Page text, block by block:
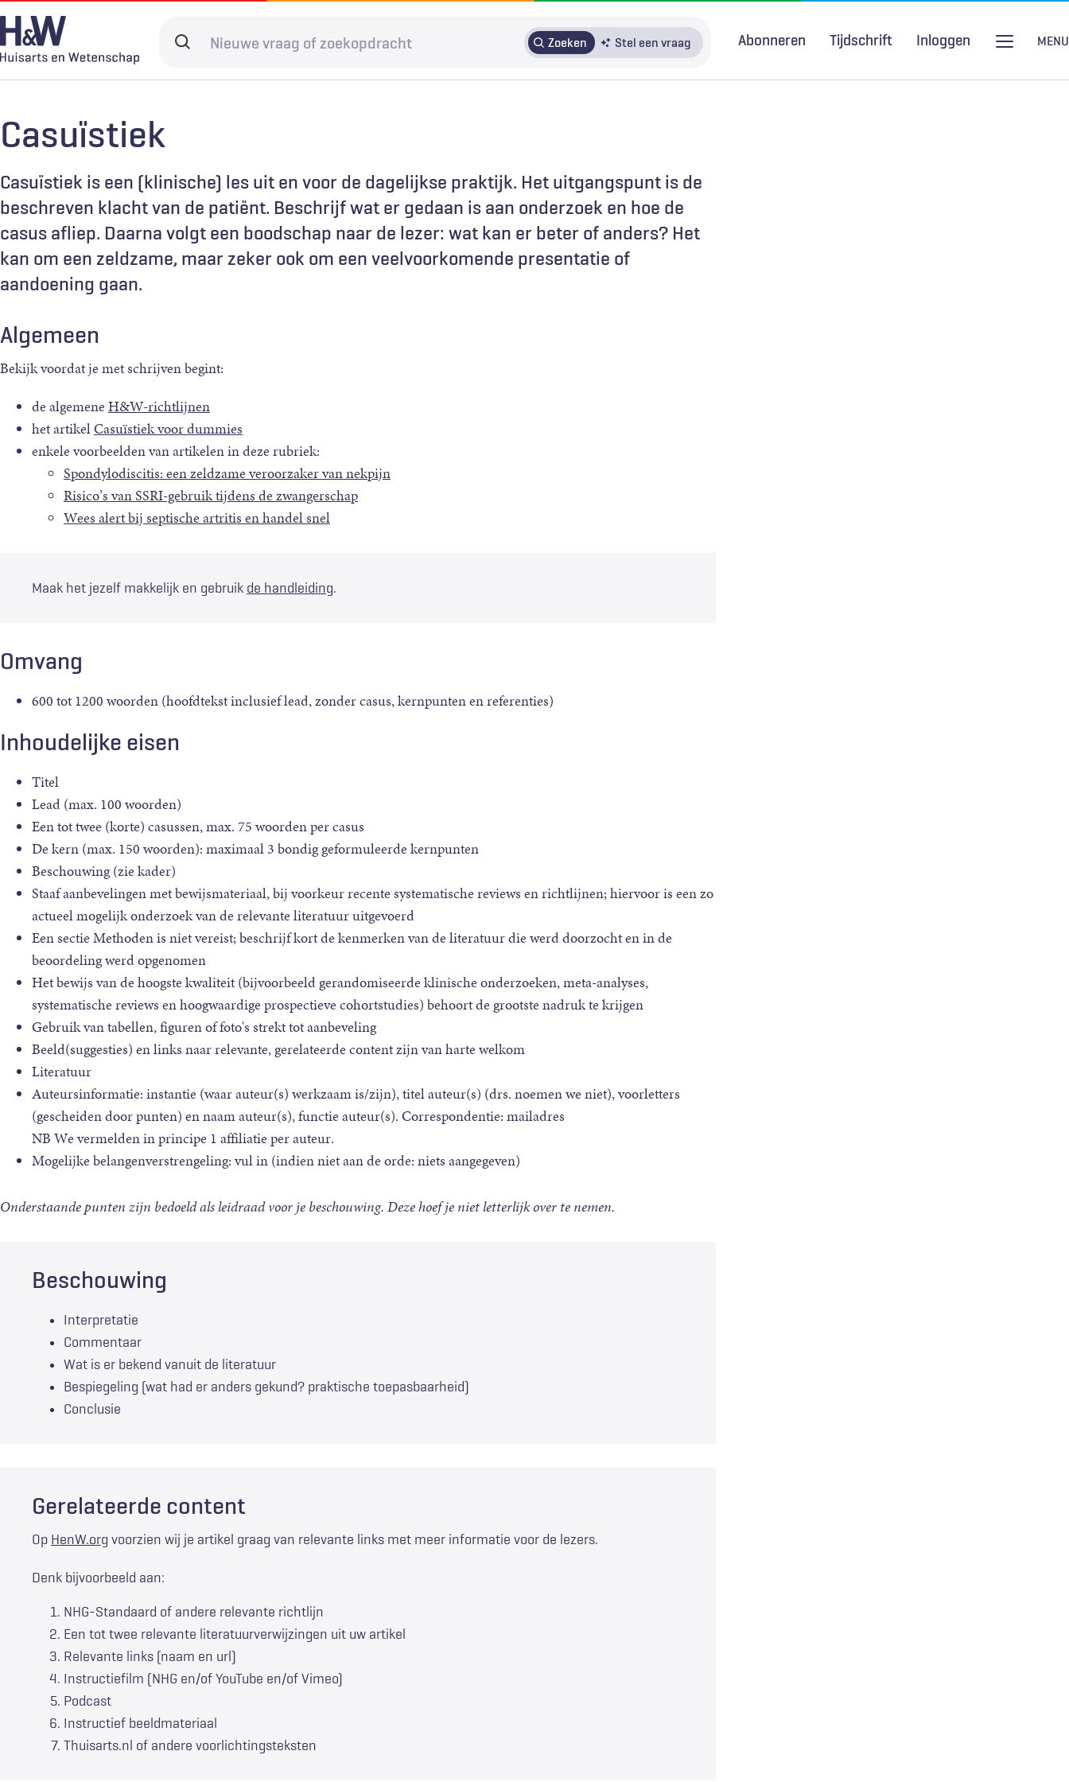
Overslaan
en
naar
gaan
Search
Zoeken Stel een vraag Abonneren Tijdschrift Inloggen MENU
Spoedzorg
Digitale zorg Levenseinde
Door in te loggen op HAweb krijgt u toegang tot de artikelen
op HenW.org.
Abonneren
Casuïstiek
Casuïstiek is een (klinische) les uit en voor de dagelijkse praktijk. Het uitgangspunt is de
beschreven klacht van de patiënt. Beschrijf wat er gedaan is aan onderzoek en hoe de
casus afliep. Daarna volgt een boodschap naar de lezer: wat kan er beter of anders? Het
kan om een zeldzame, maar zeker ook om een veelvoorkomende presentatie of
aandoening gaan.
Algemeen
Bekijk voordat je met schrijven begint:
de algemeneH&W-richtlijnen
het artikelCasuïstiek voor dummies
enkele voorbeelden van artikelen in deze rubriek:
Spondylodiscitis: een zeldzame veroorzaker van nekpijn
Risico’s van SSRI-gebruik tijdens de zwangerschap
Wees alert bij septische artritis en handel snel
Maak het jezelf makkelijk en gebruik de handleiding.
Omvang
600 tot 1200 woorden (hoofdtekst inclusief lead, zonder casus, kernpunten en referenties)
Inhoudelijke eisen
Titel
Lead (max. 100 woorden)
Een tot twee (korte) casussen, max. 75 woorden per casus
De kern (max. 150 woorden): maximaal 3 bondig geformuleerde kernpunten
Beschouwing (zie kader)
Staaf aanbevelingen met bewijsmateriaal, bij voorkeur recente systematische reviews en richtlijnen; hiervoor is een zo
actueel mogelijk onderzoek van de relevante literatuur uitgevoerd
Een sectie Methoden is niet vereist; beschrijf kort de kenmerken van de literatuur die werd doorzocht en in de
beoordeling werd opgenomen
Het bewijs van de hoogste kwaliteit (bijvoorbeeld gerandomiseerde klinische onderzoeken, meta-analyses,
systematische reviews en hoogwaardige prospectieve cohortstudies) behoort de grootste nadruk te krijgen
Gebruik van tabellen, figuren of foto's strekt tot aanbeveling
Beeld(suggesties) en links naar relevante, gerelateerde content zijn van harte welkom
Literatuur
Auteursinformatie: instantie (waar auteur(s) werkzaam is/zijn), titel auteur(s) (drs. noemen we niet), voorletters
(gescheiden door punten) en naam auteur(s), functie auteur(s). Correspondentie: mailadres
NB We vermelden in principe 1 affiliatie per auteur.
Mogelijke belangenverstrengeling: vul in (indien niet aan de orde: niets aangegeven)
Onderstaande punten zijn bedoeld als leidraad voor je beschouwing. Deze hoef je niet letterlijk over te nemen.
Beschouwing
Interpretatie
Commentaar
Wat is er bekend vanuit de literatuur
Bespiegeling (wat had er anders gekund? praktische toepasbaarheid)
Conclusie
Gerelateerde content
Op HenW.org voorzien wij je artikel graag van relevante links met meer informatie voor de lezers.
Denk bijvoorbeeld aan:
NHG-Standaard of andere relevante richtlijn
Een tot twee relevante literatuurverwijzingen uit uw artikel
Relevante links (naam en url)
Instructiefilm (NHG en/of YouTube en/of Vimeo)
Podcast
Instructief beeldmateriaal
Thuisarts.nl of andere voorlichtingsteksten